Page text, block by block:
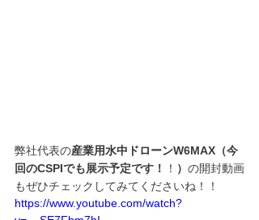
弊社代表の産業用水中ドローンW6MAX（今
回のCSPIでも展示予定です！
！ ） の開封動画
もぜひチェックしてみてくださいね！！
https://www.youtube.com/watch?